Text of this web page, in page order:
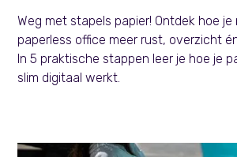
Weg met stapels papier! Ontdek hoe je
paperless office meer rust, overzicht
In 5 praktische stappen leer je hoe je
slim digitaal werkt.